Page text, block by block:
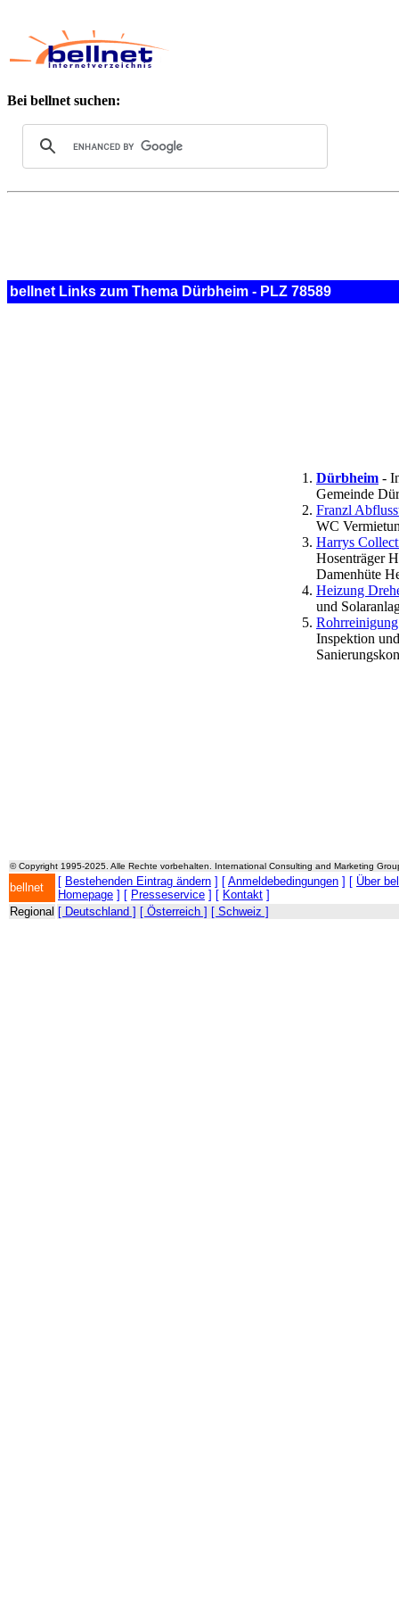
Bei bellnet suchen:
bellnet Links zum Thema Dürbheim - PLZ 78589
Dürbheim -
Gemeinde
Franzl
WC
Harrys
Hosenträger
Damenhüte
Heizung
und
Inspektion
© Copyright 1995-2025. Alle Rechte vorbehalten. International Consulting and Marketing
bellnet [ Bestehenden Eintrag ändern ] [ Anmeldebedingungen ] [ Über
Homepage ] [ Presseservice ] [ Kontakt ]
Regional [ Deutschland ] [ Österreich ] [ Schweiz ]